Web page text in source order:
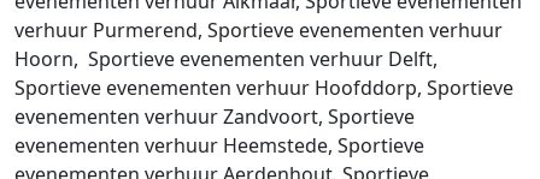
verhuur Purmerend, Sportieve evenementen verhuur
Hoorn, Sportieve evenementen verhuur Delft,
Sportieve evenementen verhuur Hoofddorp, Sportieve
evenementen verhuur Zandvoort, Sportieve
evenementen verhuur Heemstede, Sportieve